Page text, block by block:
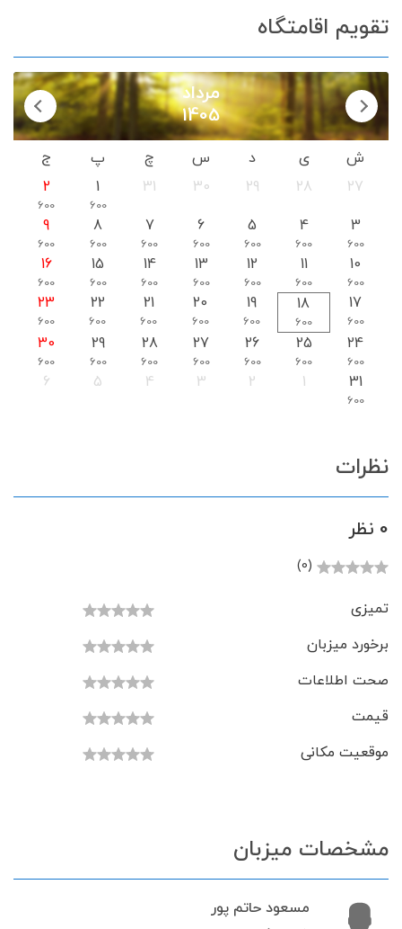
تقویم اقامتگاه
مرداد
1405
ش ی د س چ پ
ج
27
28
29
30
31
1
600
2
600
3
600
4
600
5
600
6
600
7
600
8
600
9
600
10
600
11
600
12
600
13
600
14
600
15
600
16
600
17
600
18
600
19
600
20
600
21
600
22
600
23
600
24
600
25
600
26
600
27
600
28
600
29
600
30
600
31
600
1
2
3
4
5
6
نظرات
0 نظر
(0)
تمیزی
برخورد میزبان
صحت اطلاعات
قیمت
موقعیت مکانی
مشخصات میزبان
مسعود حاتم پور